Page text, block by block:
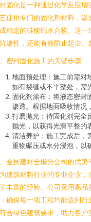
固化是一种通过化学反应
使用专门的固化剂材料，
稳定的硅酸钙水合物。这
渗性，还能有效防止起尘、
密封固化施工的关键步骤
地面预处理：施工前需对
如有裂缝或不平整处，需
固化剂涂布：将液态密封
渗透。根据地面吸收情况
打磨抛光：待固化剂完全
抛光，以获得光滑平整的
清洁养护：施工完成后，
重物碾压或水分浸泡，以
金艮建材全椒分公司的优势
建筑材料行业的专业企业
丰富的经验。公司采用高
确保每一项工程均能达到
合绿色建筑要求，助力客户